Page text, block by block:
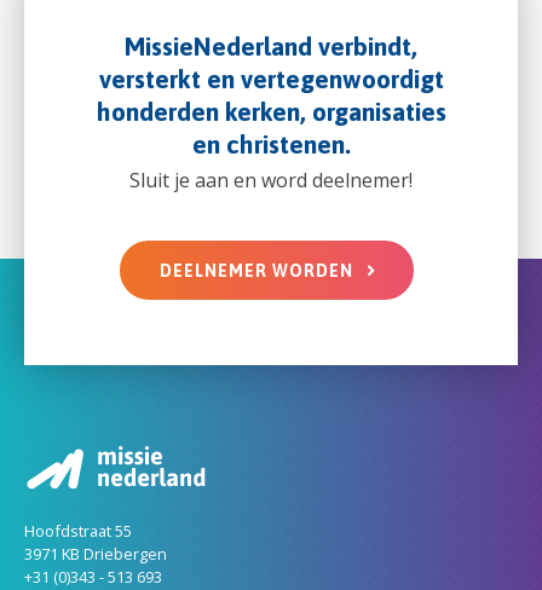
MissieNederland verbindt,
versterkt en vertegenwoordigt
honderden kerken, organisaties
en christenen.
Sluit je aan en word deelnemer!
DEELNEMER WORDEN
Hoofdstraat 55
3971 KB Driebergen
+31 (0)343 - 513 693